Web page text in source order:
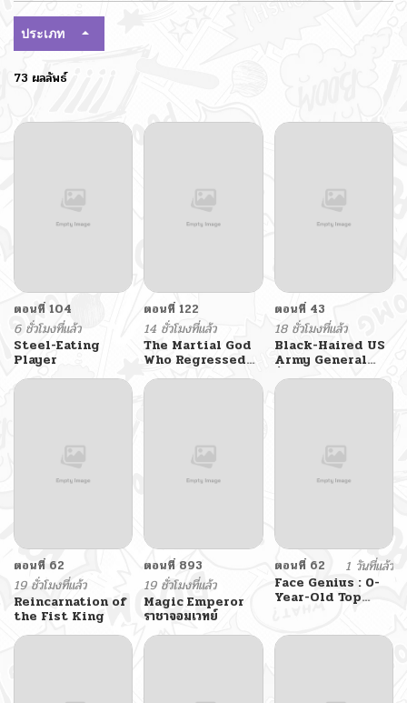
ประเภท
73 ผลลัพธ์
ตอนที่ 104
6 ชั่วโมงที่แล้ว
Steel-Eating
Player
ตอนที่ 122
14 ชั่วโมงที่แล้ว
The Martial God
Who Regressed
Back to Level 2
ตอนที่ 43
18 ชั่วโมงที่แล้ว
Black-Haired US
Army General
ย้อนเวลามาเป็น
จอมพลสหรัฐ
ตอนที่ 62
19 ชั่วโมงที่แล้ว
Reincarnation of
the Fist King
ตอนที่ 893
19 ชั่วโมงที่แล้ว
Magic Emperor
ราชาจอมเวทย์
ตอนที่ 62
1 วันที่แล้ว
Face Genius : 0-
Year-Old Top